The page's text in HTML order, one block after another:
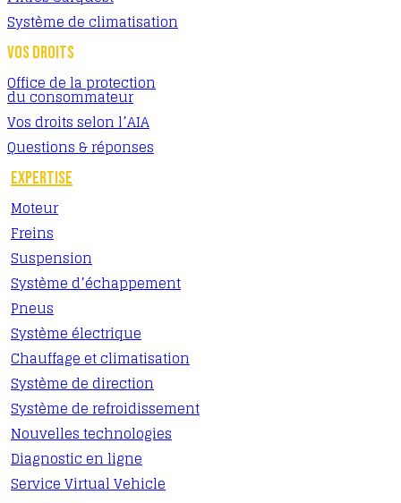
Système de climatisation
VOS DROITS
Office de la protection
du consommateur
Vos droits selon l’AIA
Questions & réponses
EXPERTISE
Moteur
Freins
Suspension
Système d’échappement
Pneus
Système électrique
Chauffage et climatisation
Système de direction
Système de refroidissement
Nouvelles technologies
Diagnostic en ligne
Service Virtual Vehicle